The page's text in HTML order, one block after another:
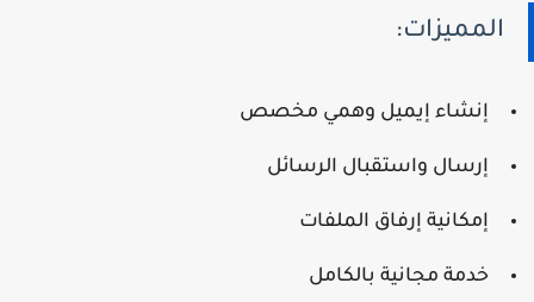
المميزات:
إنشاء إيميل وهمي مخصص
إرسال واستقبال الرسائل
إمكانية إرفاق الملفات
خدمة مجانية بالكامل